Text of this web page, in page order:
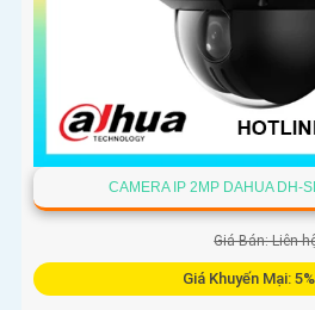
CAMERA IP 2MP DAHUA DH-
Giá Bán: Liên
Giá Khuyến Mại: